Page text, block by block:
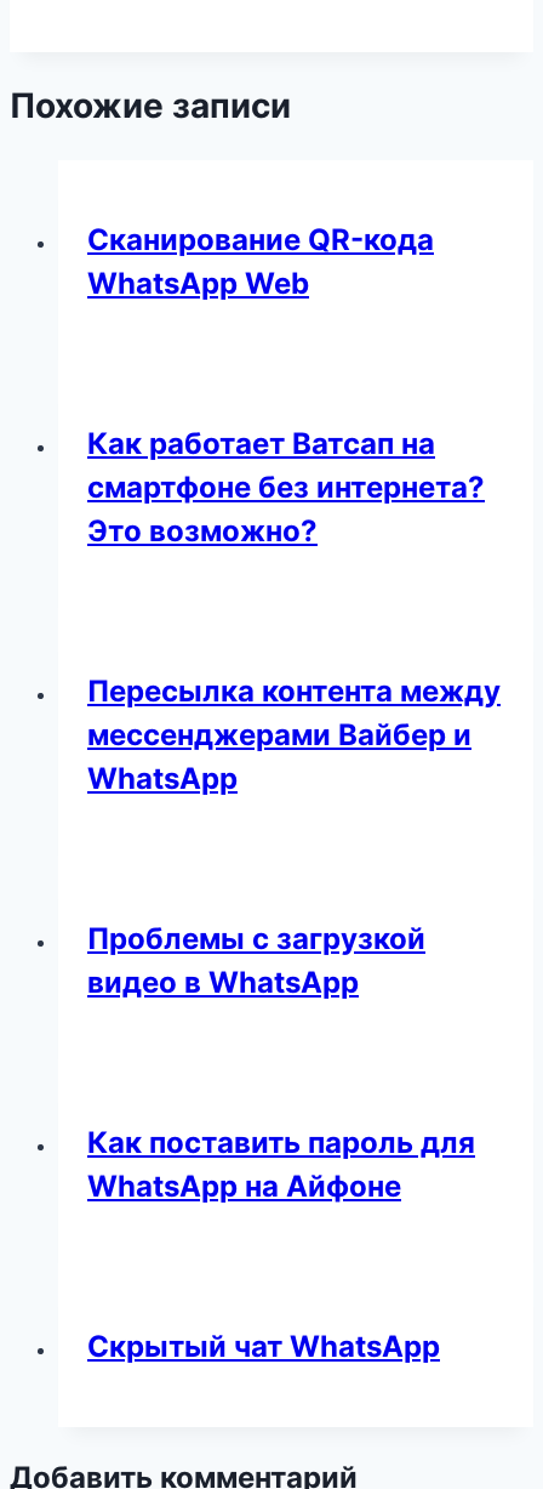
Похожие записи
Сканирование QR-кода
WhatsApp Web
Как работает Ватсап на
смартфоне без интернета?
Это возможно?
Пересылка контента между
мессенджерами Вайбер и
WhatsApp
Проблемы с загрузкой
видео в WhatsApp
Как поставить пароль для
WhatsApp на Айфоне
Скрытый чат WhatsApp
Добавить комментарий